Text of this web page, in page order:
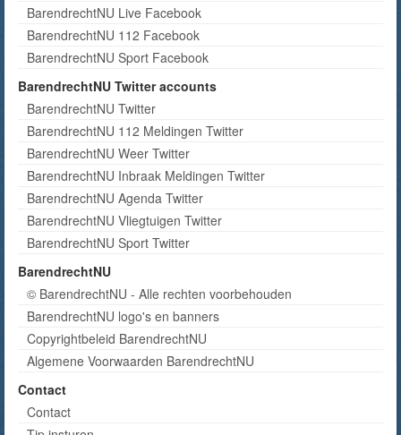
BarendrechtNU Live Facebook
BarendrechtNU 112 Facebook
BarendrechtNU Sport Facebook
BarendrechtNU Twitter accounts
BarendrechtNU Twitter
BarendrechtNU 112 Meldingen Twitter
BarendrechtNU Weer Twitter
BarendrechtNU Inbraak Meldingen Twitter
BarendrechtNU Agenda Twitter
BarendrechtNU Vliegtuigen Twitter
BarendrechtNU Sport Twitter
BarendrechtNU
© BarendrechtNU - Alle rechten voorbehouden
BarendrechtNU logo's en banners
Copyrightbeleid BarendrechtNU
Algemene Voorwaarden BarendrechtNU
Contact
Contact